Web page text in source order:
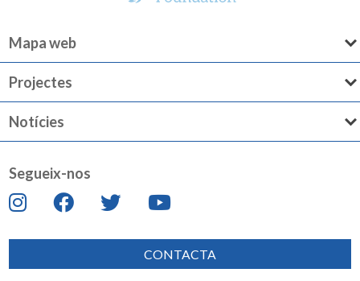
Mapa web
Projectes
Notícies
Segueix-nos
CONTACTA